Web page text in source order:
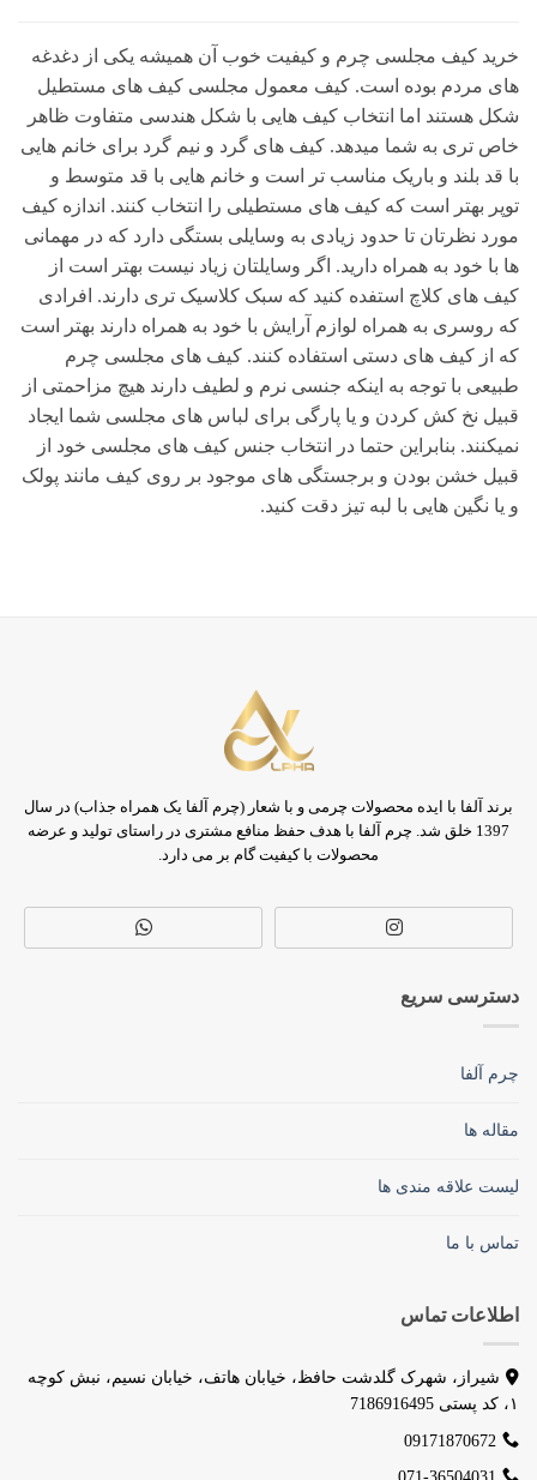
خرید کیف مجلسی چرم و کیفیت خوب آن همیشه یکی از دغدغه
های مردم بوده است. کیف معمول مجلسی کیف های مستطیل
شکل هستند اما انتخاب کیف هایی با شکل هندسی متفاوت ظاهر
خاص تری به شما میدهد. کیف های گرد و نیم گرد برای خانم هایی
با قد بلند و باریک مناسب تر است و خانم هایی با قد متوسط و
توپر بهتر است که کیف های مستطیلی را انتخاب کنند. اندازه کیف
مورد نظرتان تا حدود زیادی به وسایلی بستگی دارد که در مهمانی
ها با خود به همراه دارید. اگر وسایلتان زیاد نیست بهتر است از
کیف های کلاچ استفده کنید که سبک کلاسیک تری دارند. افرادی
که روسری به همراه لوازم آرایش با خود به همراه دارند بهتر است
که از کیف های دستی استفاده کنند. کیف های مجلسی چرم
طبیعی با توجه به اینکه جنسی نرم و لطیف دارند هیچ مزاحمتی از
قبیل نخ کش کردن و یا پارگی برای لباس های مجلسی شما ایجاد
نمیکنند. بنابراین حتما در انتخاب جنس کیف های مجلسی خود از
قبیل خشن بودن و برجستگی های موجود بر روی کیف مانند پولک
و یا نگین هایی با لبه تیز دقت کنید.
برند آلفا با ایده محصولات چرمی و با شعار (چرم آلفا یک همراه جذاب) در سال
1397 خلق شد. چرم آلفا با هدف حفظ منافع مشتری در راستای تولید و عرضه
محصولات با کیفیت گام بر می دارد.
دسترسی سریع
چرم آلفا
مقاله ها
لیست علاقه مندی ها
تماس با ما
اطلاعات تماس
شیراز، شهرک گلدشت حافظ، خیابان هاتف، خیابان نسیم، نبش کوچه
۱، کد پستی 7186916495
09171870672